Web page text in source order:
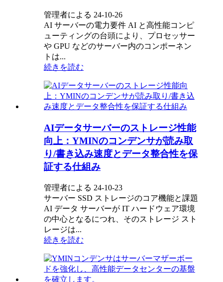
管理者による 24-10-26
AI サーバーの電力要件 AI と高性能コンピ
ューティングの台頭により、プロセッサー
や GPU などのサーバー内のコンポーネン
トは...
続きを読む
AIデータサーバーのストレージ性能
向上：YMINのコンデンサが読み取
り/書き込み速度とデータ整合性を保
証する仕組み
管理者による 24-10-23
サーバー SSD ストレージのコア機能と課題
AI データ サーバーが IT ハードウェア環境
の中心となるにつれ、そのストレージ スト
レージは...
続きを読む